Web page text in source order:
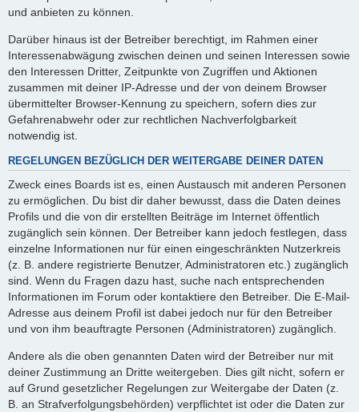
und anbieten zu können.
Darüber hinaus ist der Betreiber berechtigt, im Rahmen einer
Interessenabwägung zwischen deinen und seinen Interessen sowie
den Interessen Dritter, Zeitpunkte von Zugriffen und Aktionen
zusammen mit deiner IP-Adresse und der von deinem Browser
übermittelter Browser-Kennung zu speichern, sofern dies zur
Gefahrenabwehr oder zur rechtlichen Nachverfolgbarkeit
notwendig ist.
REGELUNGEN BEZÜGLICH DER WEITERGABE DEINER DATEN
Zweck eines Boards ist es, einen Austausch mit anderen Personen
zu ermöglichen. Du bist dir daher bewusst, dass die Daten deines
Profils und die von dir erstellten Beiträge im Internet öffentlich
zugänglich sein können. Der Betreiber kann jedoch festlegen, dass
einzelne Informationen nur für einen eingeschränkten Nutzerkreis
(z. B. andere registrierte Benutzer, Administratoren etc.) zugänglich
sind. Wenn du Fragen dazu hast, suche nach entsprechenden
Informationen im Forum oder kontaktiere den Betreiber. Die E-Mail-
Adresse aus deinem Profil ist dabei jedoch nur für den Betreiber
und von ihm beauftragte Personen (Administratoren) zugänglich.
Andere als die oben genannten Daten wird der Betreiber nur mit
deiner Zustimmung an Dritte weitergeben. Dies gilt nicht, sofern er
auf Grund gesetzlicher Regelungen zur Weitergabe der Daten (z.
B. an Strafverfolgungsbehörden) verpflichtet ist oder die Daten zur